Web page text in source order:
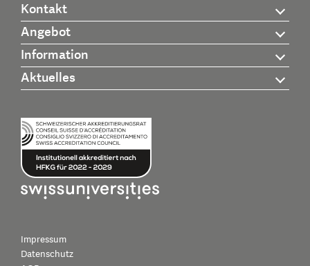
Kontakt
Angebot
Information
Aktuelles
Impressum
Datenschutz